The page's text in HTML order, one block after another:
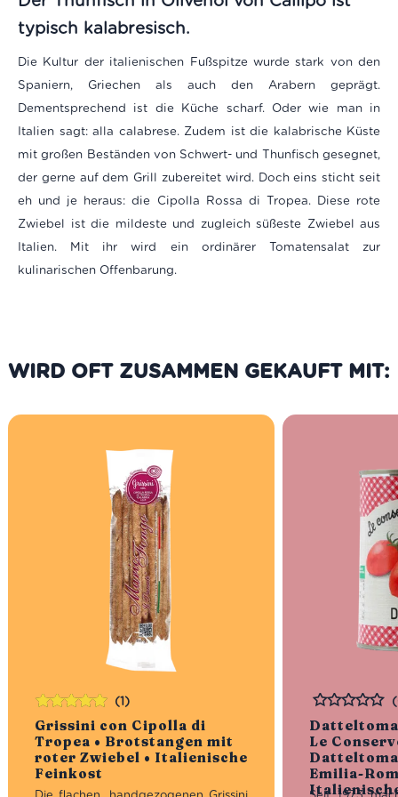
typisch kalabresisch.
Die Kultur der italienischen Fußspitze wurde stark von den
Spaniern, Griechen als auch den Arabern geprägt.
Dementsprechend ist die Küche scharf. Oder wie man in
Italien sagt: alla calabrese. Zudem ist die kalabrische Küste
mit großen Beständen von Schwert- und Thunfisch gesegnet,
der gerne auf dem Grill zubereitet wird. Doch eins sticht seit
eh und je heraus: die Cipolla Rossa di Tropea. Diese rote
Zwiebel ist die mildeste und zugleich süßeste Zwiebel aus
Italien. Mit ihr wird ein ordinärer Tomatensalat zur
kulinarischen Offenbarung.
WIRD OFT ZUSAMMEN GEKAUFT MIT:
Grissini con Cipolla di
Tropea • Brotstangen mit
roter Zwiebel • Italienische
Feinkost
(1)
Bewertet
mit5.00von
5
Le
Emilia-
Bewertet